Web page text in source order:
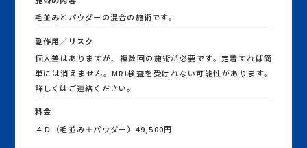
毛並みとパウダーの混合の施術です。
副作用／リスク
個人差はありますが、複数回の施術が必要です。定着すれば簡
単には消えません。MRI検査を受けれない可能性があります。
詳しくはご連絡ください。
料金
４Ｄ（毛並み＋パウダー）49,500円